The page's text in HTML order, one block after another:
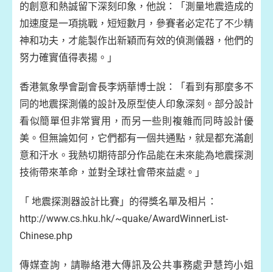
的創意和熱誠留下深刻印象，他說：「測量地震造成的
加速度是一項挑戰，短短數月，參賽者必定花了不少精
神和功夫，才能製作出新穎而有效的偵測儀器，他們的
努力確實值得表揚。」
香港氣象學會副會長李炳華博士說：「看到有那麼多不
同的地震探測儀的設計及原型使人印象深刻。部分設計
看似簡單但非常實用，而另一些則複雜而同時設計優
美。但無論如何，它們都有一個共通點，就是都充滿創
意和汗水。我熱切期待部分作品能在未來能為地震探測
技術帶來革命，並對全球社會帶來益處。」
「 地震探測器設計比賽」的得獎名單及相片：
http://www.cs.hku.hk/~quake/AwardWinnerList-
Chinese.php
傳媒查詢，請聯絡港大傳訊及公共事務處尹慧筠小姐